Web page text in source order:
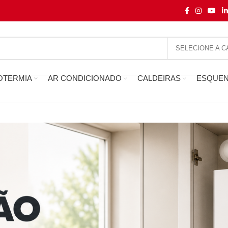
AR CONDICIONADO CALDEIRAS